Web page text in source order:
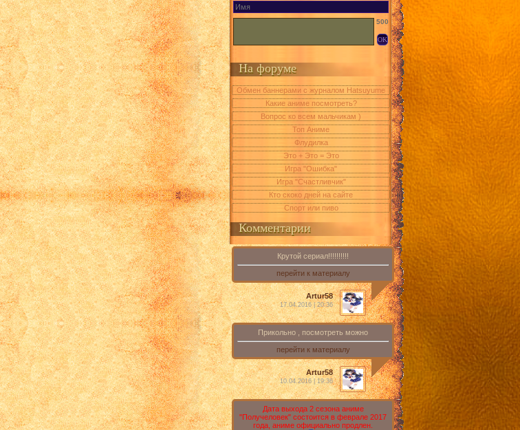
500
На форуме
Обмен баннерами с журналом Hatsuyume
Какие аниме посмотреть?
Вопрос ко всем мальчикам )
Топ Аниме
Флудилка
Это + Это = Это
Игра "Ошибка"
Игра "Счастливчик"
Кто скоко дней на сайте
Спорт или пиво
Комментарии
Крутой сериал!!!!!!!!!!
перейти к материалу
Artur58
17.04.2016 | 20:36
Прикольно , посмотреть можно
перейти к материалу
Artur58
10.04.2016 | 19:36
Дата выхода 2 сезона аниме
"Получеловек" состоится в феврале 2017
года, аниме официально продлен.